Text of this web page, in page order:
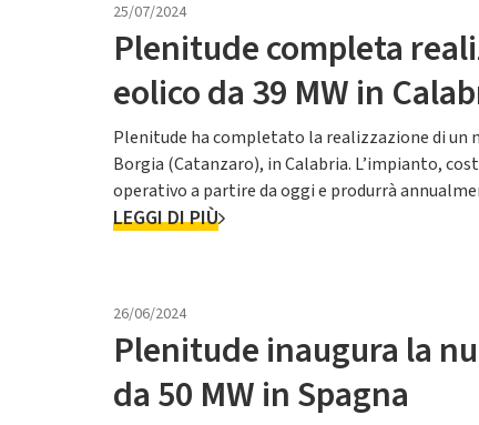
25/07/2024
Plenitude completa
eolico da 39 MW in
Plenitude ha completato la realizzazione di un
Borgia (Catanzaro), in Calabria. L’impianto,
operativo a partire da oggi e produrrà
oltre 30.000 famiglie[1]. Q...
LEGGI DI PIÙ
26/06/2024
Plenitude inaugura la
da 50 MW in Spagna